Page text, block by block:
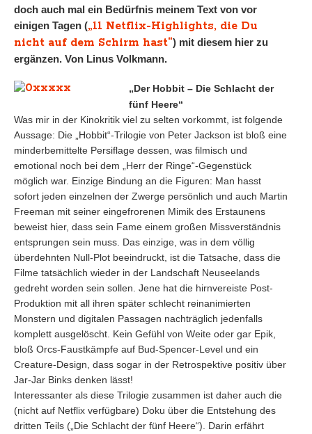
doch auch mal ein Bedürfnis meinem Text von vor
einigen Tagen („11 Netflix-Highlights, die Du
nicht auf dem Schirm hast“) mit diesem hier zu
ergänzen. Von Linus Volkmann.
„Der Hobbit – Die Schlacht der
fünf Heere“
Was mir in der Kinokritik viel zu selten vorkommt, ist folgende
Aussage: Die „Hobbit“-Trilogie von Peter Jackson ist bloß eine
minderbemittelte Persiflage dessen, was filmisch und
emotional noch bei dem „Herr der Ringe“-Gegenstück
möglich war. Einzige Bindung an die Figuren: Man hasst
sofort jeden einzelnen der Zwerge persönlich und auch Martin
Freeman mit seiner eingefrorenen Mimik des Erstaunens
beweist hier, dass sein Fame einem großen Missverständnis
entsprungen sein muss. Das einzige, was in dem völlig
überdehnten Null-Plot beeindruckt, ist die Tatsache, dass die
Filme tatsächlich wieder in der Landschaft Neuseelands
gedreht worden sein sollen. Jene hat die hirnvereiste Post-
Produktion mit all ihren später schlecht reinanimierten
Monstern und digitalen Passagen nachträglich jedenfalls
komplett ausgelöscht. Kein Gefühl von Weite oder gar Epik,
bloß Orcs-Faustkämpfe auf Bud-Spencer-Level und ein
Creature-Design, dass sogar in der Retrospektive positiv über
Jar-Jar Binks denken lässt!
Interessanter als diese Trilogie zusammen ist daher auch die
(nicht auf Netflix verfügbare) Doku über die Entstehung des
dritten Teils („Die Schlacht der fünf Heere“). Darin erfährt